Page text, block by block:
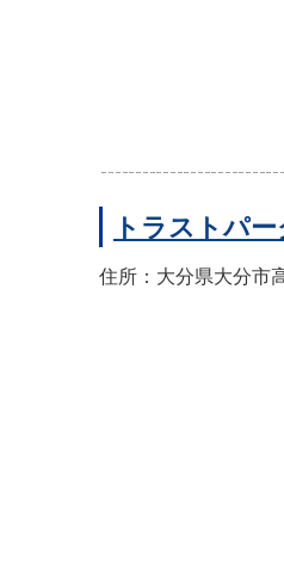
トラストパ
住所：大分県大分市